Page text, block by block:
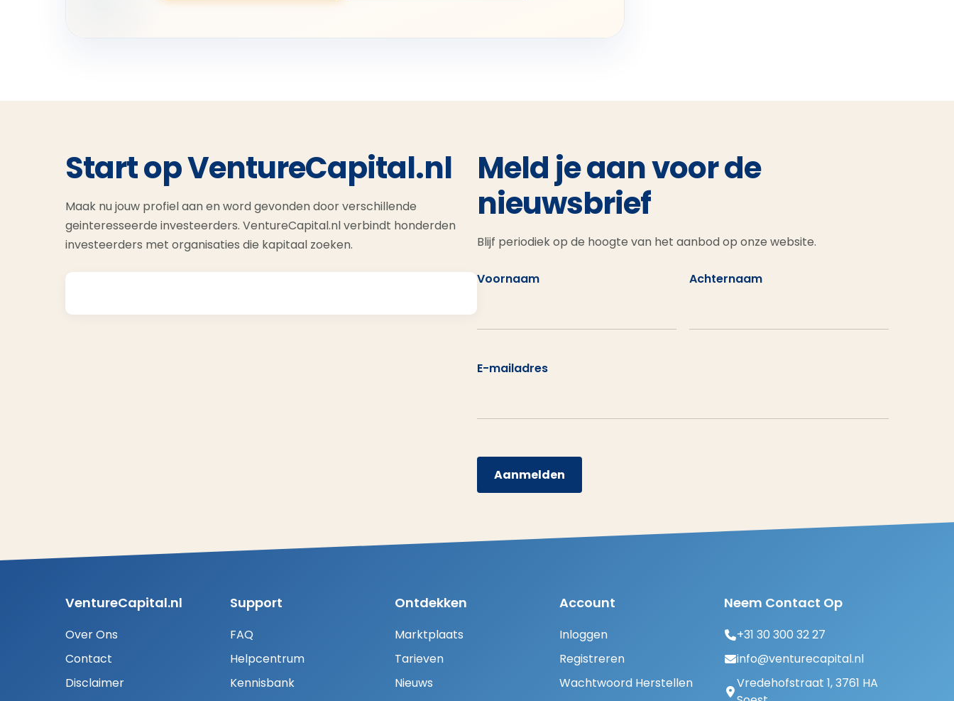
Start op VentureCapital.nl
Maak nu jouw profiel aan en word gevonden door verschillende
geinteresseerde investeerders. VentureCapital.nl verbindt honderden
investeerders met organisaties die kapitaal zoeken.
Meld je aan voor de
nieuwsbrief
Blijf periodiek op de hoogte van het aanbod op onze website.
Voornaam Achternaam
E-mailadres
Aanmelden
VentureCapital.nl
Over Ons
Contact
Disclaimer
Support
FAQ
Helpcentrum
Kennisbank
Ontdekken
Marktplaats
Tarieven
Nieuws
Account
Inloggen
Registreren
Wachtwoord Herstellen
Neem Contact Op
+31 30 300 32 27
info@venturecapital.nl
Vredehofstraat 1, 3761 HA